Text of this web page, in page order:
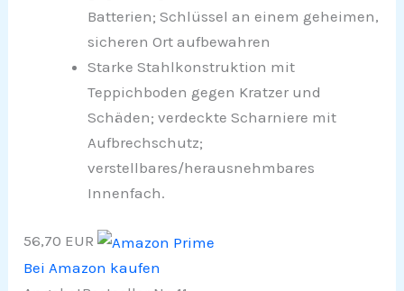
Batterien; Schlüssel an einem geheimen,
sicheren Ort aufbewahren
Starke Stahlkonstruktion mit
Teppichboden gegen Kratzer und
Schäden; verdeckte Scharniere mit
Aufbrechschutz;
verstellbares/herausnehmbares
Innenfach.
56,70 EUR
Bei Amazon kaufen